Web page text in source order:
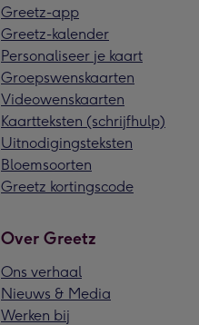
Greetz-app
Greetz-kalender
Personaliseer je kaart
Groepswenskaarten
Videowenskaarten
Kaartteksten (schrijfhulp)
Uitnodigingsteksten
Bloemsoorten
Greetz kortingscode
Over Greetz
Ons verhaal
Nieuws & Media
Werken bij